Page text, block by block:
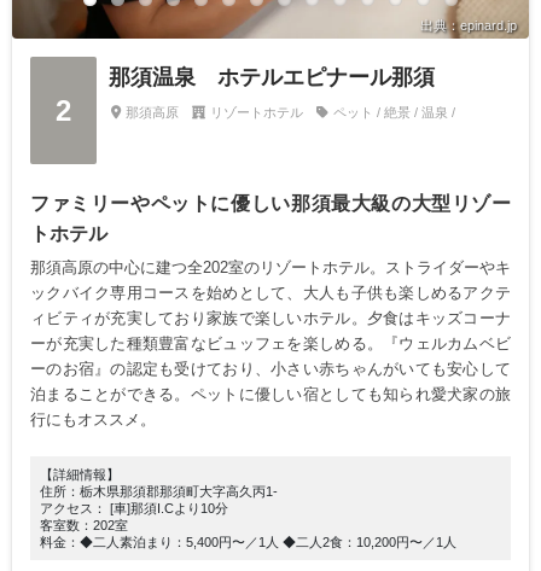
出典：epinard.jp
2
那須温泉 ホテルエピナール那須
那須高原 リゾートホテル ペット / 絶景 / 温泉 /
ファミリーやペットに優しい那須最大級の大型リゾー
トホテル
那須高原の中心に建つ全202室のリゾートホテル。ストライダーやキ
ックバイク専用コースを始めとして、大人も子供も楽しめるアクテ
ィビティが充実しており家族で楽しいホテル。夕食はキッズコーナ
ーが充実した種類豊富なビュッフェを楽しめる。『ウェルカムベビ
ーのお宿』の認定も受けており、小さい赤ちゃんがいても安心して
泊まることができる。ペットに優しい宿としても知られ愛犬家の旅
行にもオススメ。
【詳細情報】
住所：栃木県那須郡那須町大字高久丙1-
アクセス： [車]那須I.Cより10分
客室数：202室
料金：◆二人素泊まり：5,400円〜／1人 ◆二人2食：10,200円〜／1人